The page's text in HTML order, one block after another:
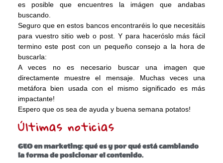
es posible que encuentres la imágen que andabas
buscando.
Seguro que en estos bancos encontraréis lo que necesitáis
para vuestro sitio web o post. Y para haceróslo más fácil
termino este post con un pequeño consejo a la hora de
buscarla:
A veces no es necesario buscar una imagen que
directamente muestre el mensaje. Muchas veces una
metáfora bien usada con el mismo significado es más
impactante!
Espero que os sea de ayuda y buena semana potatos!
Últimas noticias
GEO en marketing: qué es y por qué está cambiando
la forma de posicionar el contenido.